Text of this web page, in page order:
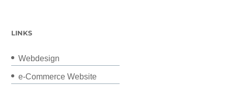
LINKS
Webdesign
e-Commerce Website